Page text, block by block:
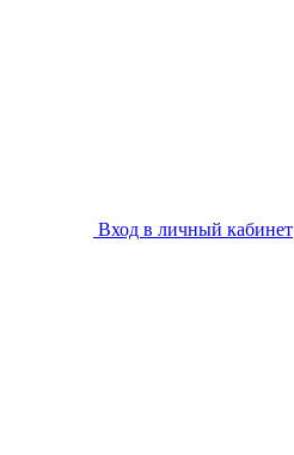
Вход в личный кабинет